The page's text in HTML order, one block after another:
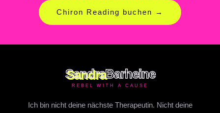
Chiron Reading buchen →
SandraBarheine
REBEL WITH A CAUSE
Ich bin nicht deine nächste Therapeutin. Nicht deine